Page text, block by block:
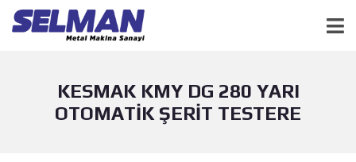
KESMAK KMY DG 280 YARI
OTOMATİK ŞERİT TESTERE